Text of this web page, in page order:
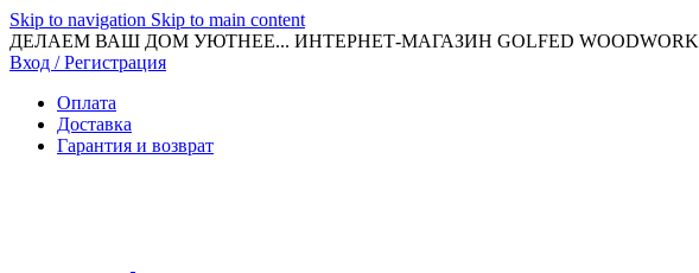
Skip to navigation Skip to main content
ДЕЛАЕМ ВАШ ДОМ УЮТНЕЕ... ИНТЕРНЕТ-МАГАЗИН GOLFED WOODWORK
Вход / Регистрация
Оплата
Доставка
Гарантия и возврат